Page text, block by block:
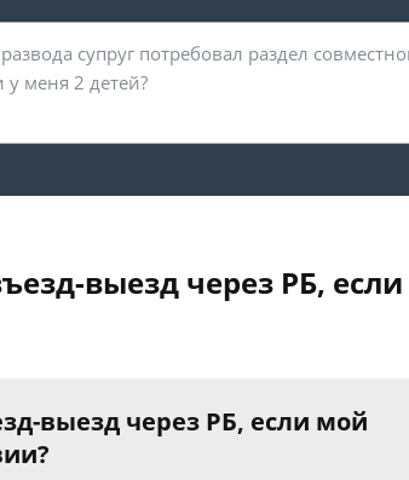
выезд через РБ,
выезд через РБ, если мой